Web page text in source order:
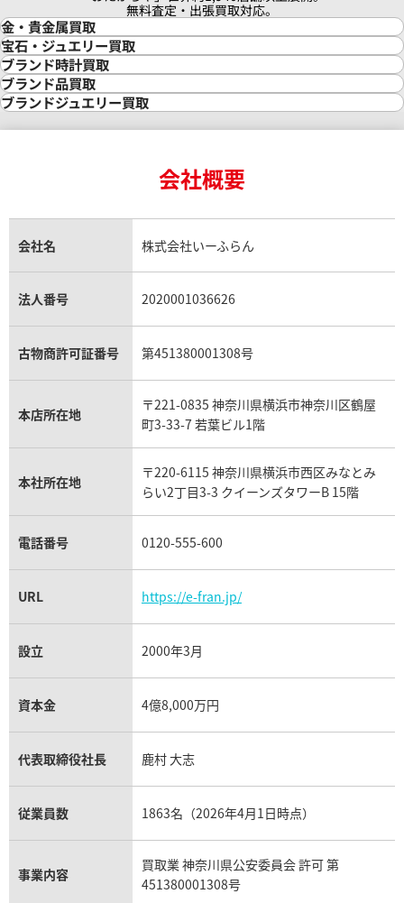
無料査定・出張買取対応。
金・貴金属買取
金買取
金の相場価格情報
金の参考買取価格一覧
インゴット買取
インゴットの相場価格情報
24金買取
金貨買取
貴金属買取
銀・シルバー買取
パラジウム買取
宝石・ジュエリー買取
宝石・ジュエリー買取
ダイヤモンド買取
ダイヤモンド・宝石の参考価格一覧
リング・結婚指輪買取
エメラルド買取
トパーズ買取
タンザナイト買取
キャッツアイ買取
アクアマリン買取
ブランド時計買取
時計買取
ロレックス買取
ロレックス デイトナ買取
ロレックス サブマリーナー買取
ロレックス エクスプローラー買取
ロレックス デイトジャスト買取
パテック フィリップノーチラス買取
ヴァシュロン・コンスタンタン買取
オメガ買取
カルティエ買取
フランク ミュラー買取
リシャール・ミル買取
パネライ買取
チューダー（チュードル）買取
ブランド品買取
ブランド買取
シャネル マトラッセ買取
セリーヌ買取
プラダ買取
ブランドジュエリー買取
ヴァンクリーフ＆アーペル買取
ショーメ買取
ダミアーニ買取
モーブッサン買取
会社概要
会社名 株式会社いーふらん
法人番号 2020001036626
古物商許可証番号 第451380001308号
本店所在地
〒221-0835 神奈川県横浜市神奈川区鶴屋
町3-33-7 若葉ビル1階
本社所在地
〒220-6115 神奈川県横浜市西区みなとみ
らい2丁目3-3 クイーンズタワーB 15階
電話番号 0120-555-600
URL https://e-fran.jp/
設立 2000年3月
資本金 4億8,000万円
代表取締役社長 鹿村 大志
従業員数 1863名（2026年4月1日時点）
事業内容
買取業 神奈川県公安委員会 許可 第
451380001308号